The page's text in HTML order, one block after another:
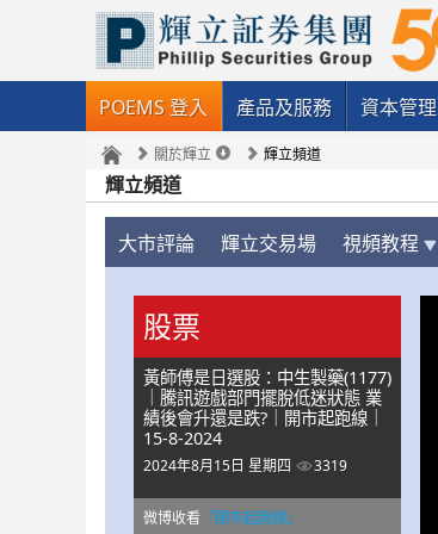
POEMS 登入 產品及服務 資本管理
關於輝立 輝立頻道
輝立頻道
大市評論 輝立交易場 視頻教程
股票
黃師傅是日選股：中生製藥(1177)
｜騰訊遊戲部門擺脫低迷狀態 業
績後會升還是跌?｜開市起跑線｜
15-8-2024
2024年8月15日 星期四 3319
微博收看 「開市起跑線」